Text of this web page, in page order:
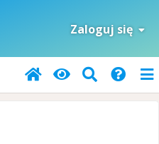
Zaloguj się